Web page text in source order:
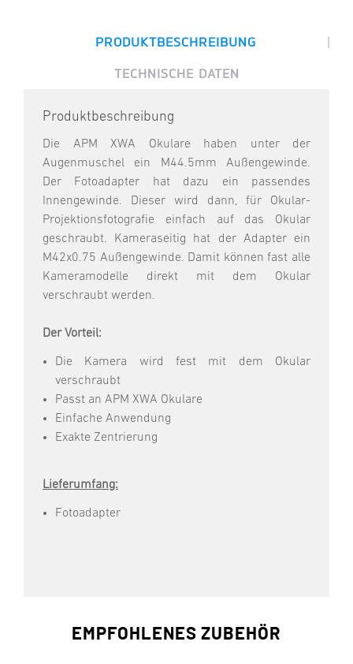
PRODUKTBESCHREIBUNG |
TECHNISCHE DATEN
Produktbeschreibung
Die APM XWA Okulare haben unter der
Augenmuschel ein M44.5mm Außengewinde.
Der Fotoadapter hat dazu ein passendes
Innengewinde. Dieser wird dann, für Okular-
Projektionsfotografie einfach auf das Okular
geschraubt. Kameraseitig hat der Adapter ein
M42x0.75 Außengewinde. Damit können fast alle
Kameramodelle direkt mit dem Okular
verschraubt werden.
Der Vorteil:
Die Kamera wird fest mit dem Okular
verschraubt
Passt an APM XWA Okulare
Einfache Anwendung
Exakte Zentrierung
Lieferumfang:
Fotoadapter
EMPFOHLENES ZUBEHÖR